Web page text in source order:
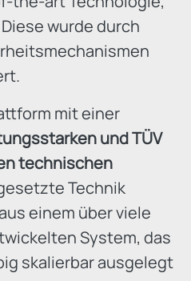
wurde durch
mit einer
und TÜV
technischen
Technik
einem über viele
System, das
skalierbar ausgelegt